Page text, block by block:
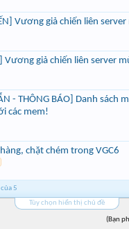
Vương giả chiến liên
Vương giả chiến liên server
- THÔNG BÁO] Danh sách
các mem!
chặt chém trong VGC6
5
Tùy chọn hiển thị chủ đề
(Bạn